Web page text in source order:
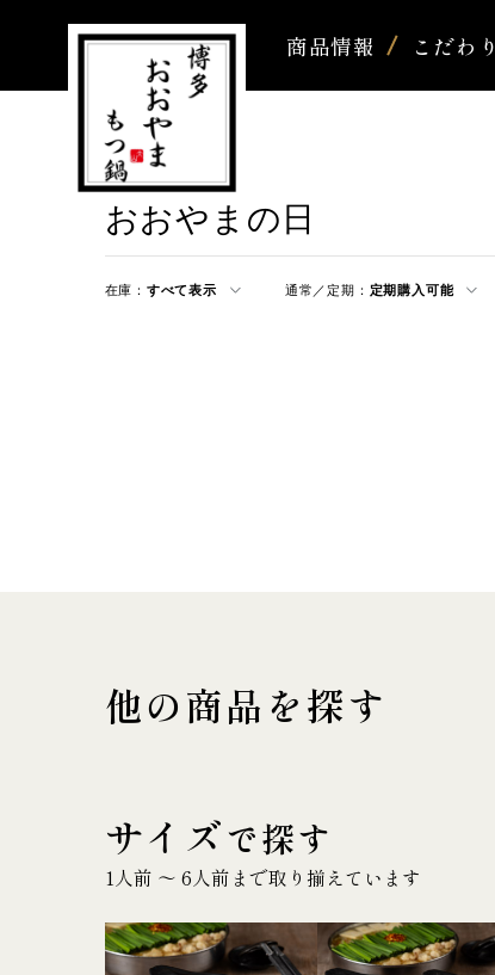
商品情報 こだわり
おおやまの日
在庫： すべて表示 通常／定期： 定期購入可能
他の商品を探す
サイズで探す
1人前 〜 6人前まで取り揃えています